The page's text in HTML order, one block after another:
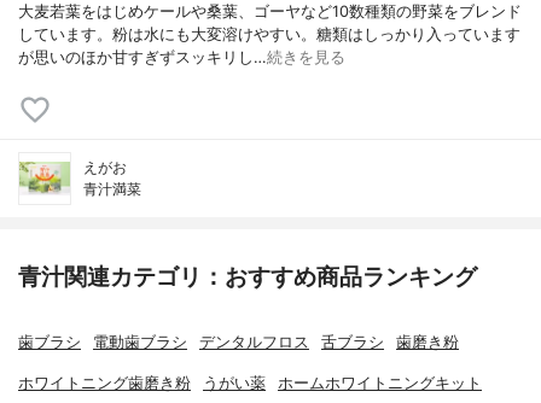
大麦若葉をはじめケールや桑葉、ゴーヤなど10数種類の野菜をブレンド
しています。粉は水にも大変溶けやすい。糖類はしっかり入っています
が思いのほか甘すぎずスッキリし…続きを見る
えがお
青汁満菜
青汁関連カテゴリ：おすすめ商品ランキング
歯ブラシ 電動歯ブラシ デンタルフロス 舌ブラシ 歯磨き粉
ホワイトニング歯磨き粉 うがい薬 ホームホワイトニングキット